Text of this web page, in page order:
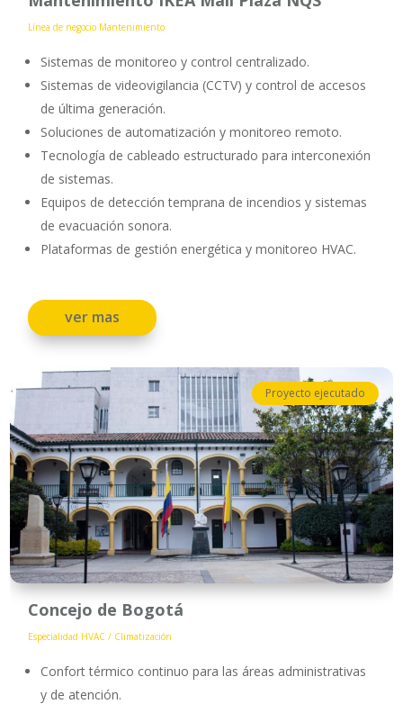
Línea de negocio Mantenimiento
Sistemas de monitoreo y control centralizado.
Sistemas de videovigilancia (CCTV) y control de accesos
de última generación.
Soluciones de automatización y monitoreo remoto.
Tecnología de cableado estructurado para interconexión
de sistemas.
Equipos de detección temprana de incendios y sistemas
de evacuación sonora.
Plataformas de gestión energética y monitoreo HVAC.
ver mas
Proyecto ejecutado
Concejo de Bogotá
Especialidad HVAC / Climatización
Confort térmico continuo para las áreas administrativas
y de atención.